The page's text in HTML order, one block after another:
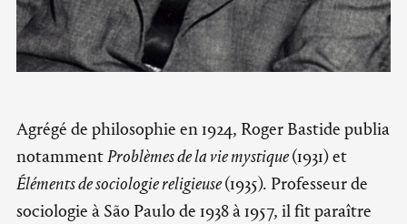
Agrégé de philosophie en 1924, Roger Bastide publia
notamment Problèmes de la vie mystique(1931) et
Éléments de sociologie religieuse(1935). Professeur de
sociologie à São Paulo de 1938 à 1957, il fit paraître